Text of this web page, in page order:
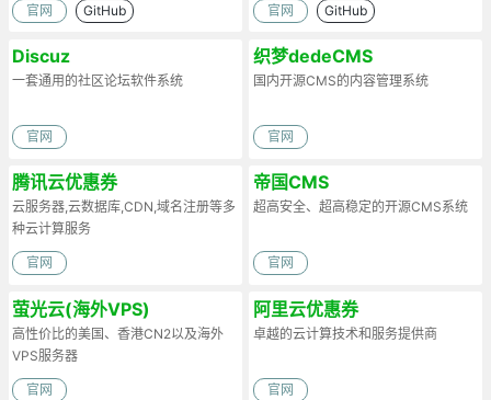
官网 GitHub 官网 GitHub
Discuz
一套通用的社区论坛软件系统
官网
织梦dedeCMS
国内开源CMS的内容管理系统
官网
腾讯云优惠券
云服务器,云数据库,CDN,域名注册等多
种云计算服务
官网
帝国CMS
超高安全、超高稳定的开源CMS系统
官网
萤光云(海外VPS)
高性价比的美国、香港CN2以及海外
VPS服务器
官网
阿里云优惠券
卓越的云计算技术和服务提供商
官网